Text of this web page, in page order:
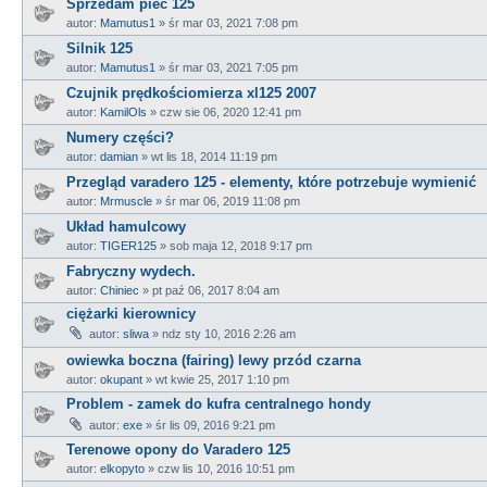
Sprzedam piec 125
autor: Mamutus1 » śr mar 03, 2021 7:08 pm
Silnik 125
autor: Mamutus1 » śr mar 03, 2021 7:05 pm
Czujnik prędkościomierza xl125 2007
autor: KamilOls » czw sie 06, 2020 12:41 pm
Numery części?
autor: damian » wt lis 18, 2014 11:19 pm
Przegląd varadero 125 - elementy, które potrzebuje wymienić
autor: Mrmuscle » śr mar 06, 2019 11:08 pm
Układ hamulcowy
autor: TIGER125 » sob maja 12, 2018 9:17 pm
Fabryczny wydech.
autor: Chiniec » pt paź 06, 2017 8:04 am
ciężarki kierownicy
autor: sliwa » ndz sty 10, 2016 2:26 am
owiewka boczna (fairing) lewy przód czarna
autor: okupant » wt kwie 25, 2017 1:10 pm
Problem - zamek do kufra centralnego hondy
autor: exe » śr lis 09, 2016 9:21 pm
Terenowe opony do Varadero 125
autor: elkopyto » czw lis 10, 2016 10:51 pm